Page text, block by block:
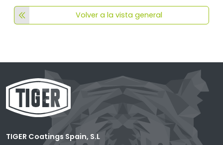
Volver a la vista general
TIGER Coatings Spain, S.L